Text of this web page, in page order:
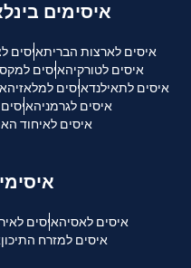
איסימים
איסים לארצות הבריתאיסים
איסים לטורקיהאיסים
איסים לתאילנדאיסים למלאזיה
איסים לגרמניהאיסים
איסים לאיחוד
איסים לאסיהאיסים
איסים למזרח התיכון